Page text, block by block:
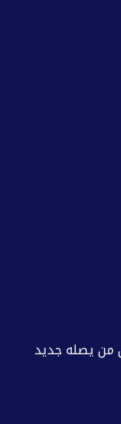
من يصله جديد